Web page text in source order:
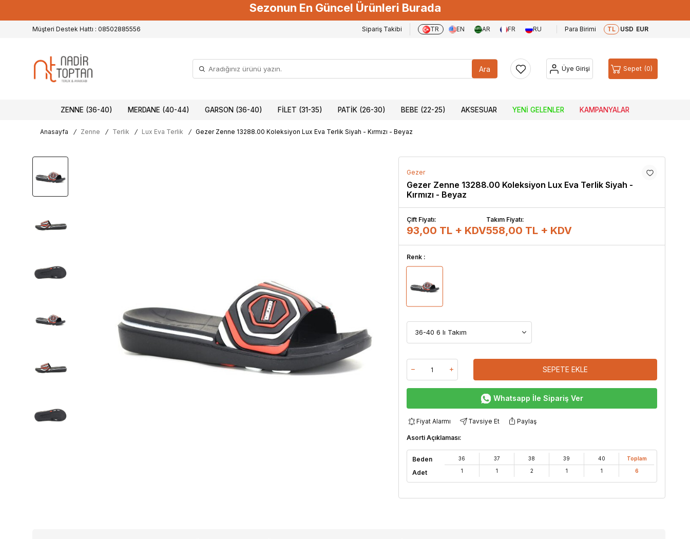
Sezonun En Güncel Ürünleri Burada
Müşteri Destek Hattı : 08502885556 Sipariş Takibi TR EN AR FR RU Para Birimi TL USD EUR
Ara Üye Girişi Sepet 0
ZENNE (36-40) MERDANE (40-44) GARSON (36-40) FILET (31-35) PATIK (26-30) BEBE (22-25) AKSESUAR YENI GELENLER KAMPANYALAR
Anasayfa / Zenne / Terlik / Lux Eva Terlik / Gezer Zenne 13288.00 Koleksiyon Lux Eva Terlik Siyah - Kırmızı - Beyaz
Gezer
Gezer Zenne 13288.00 Koleksiyon Lux Eva Terlik Siyah -
Kırmızı - Beyaz
Çift Fiyatı:
93,00 TL + KDV
Takım Fiyatı:
558,00 TL + KDV
Renk :
SEPETE EKLE
Whatsapp İle Sipariş Ver
Fiyat Alarmı Tavsiye Et Paylaş
Asorti Açıklaması:
Beden
Adet
36
1
37
1
38
2
39
1
40
1
Toplam
6